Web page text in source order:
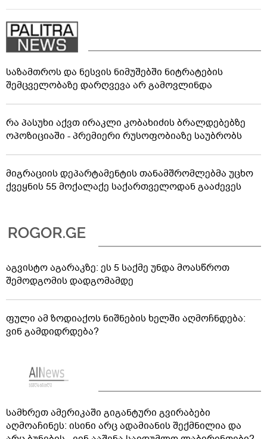
საზამთროს და ნესვის ნიმუშებში ნიტრატების
შემცველობაზე დარღვევა არ გამოვლინდა
რა პასუხი აქვთ ირაკლი კობახიძის ბრალდებებზე
ოპოზიციაში - პრემიერი რუსოფობიაზე საუბრობს
მიგრაციის დეპარტამენტის თანამშრომლებმა უცხო
ქვეყნის 55 მოქალაქე საქართველოდან გააძევეს
აგვისტო აგარაკზე: ეს 5 საქმე უნდა მოასწროთ
შემოდგომის დადგომამდე
ფული ამ ზოდიაქოს ნიშნების ხელში აღმოჩნდება:
ვინ გამდიდრდება?
სამხრეთ ამერიკაში გიგანტური გვირაბები
აღმოაჩინეს: ისინი არც ადამიანის შექმნილია და